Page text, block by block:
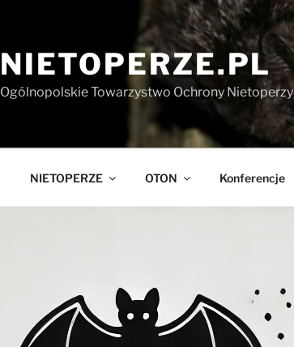
NIETOPERZE.PL
Ogólnopolskie Towarzystwo Ochrony Nietoperzy
NIETOPERZE OTON Konferencje